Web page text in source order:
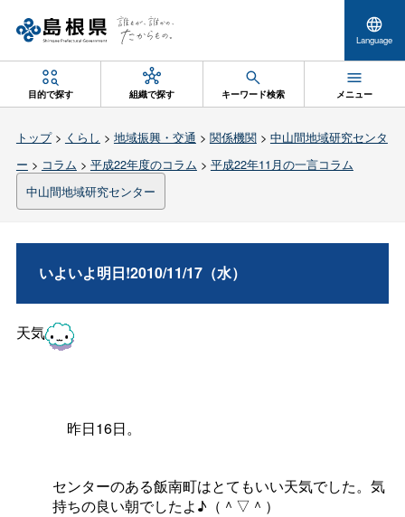
Language
目的で探す 組織で探す キーワード検索 メニュー
トップ> くらし > 地域振興・交通 > 関係機関> 中山間地域研究センタ
ー > コラム > 平成22年度のコラム > 平成22年11月の一言コラム
中山間地域研究センター
いよいよ明日!2010/11/17（水）
天気
昨日16日。
センターのある飯南町はとてもいい天気でした。気
持ちの良い朝でしたよ♪（＾▽＾）